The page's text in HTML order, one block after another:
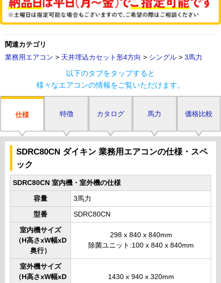
関連カテゴリ
業務用エアコン > 天井埋込カセット形4方向 > シングル > 3馬力
以下のタブをタップすると
様々なエアコンの情報をご覧いただけます。
仕様 特徴 カタログ 馬力 価格比較
SDRC80CN ダイキン 業務用エアコンの仕様・スペ
ック
SDRC80CN 室内機・室外機の仕様
容量 3馬力
型番 SDRC80CN
室内機サイズ
（H高さxW幅xD
奥行）
298 x 840 x 840mm
除菌ユニット:100 x 840 x 840mm
室外機サイズ
（H高さxW幅xD
1430 x 940 x 320mm